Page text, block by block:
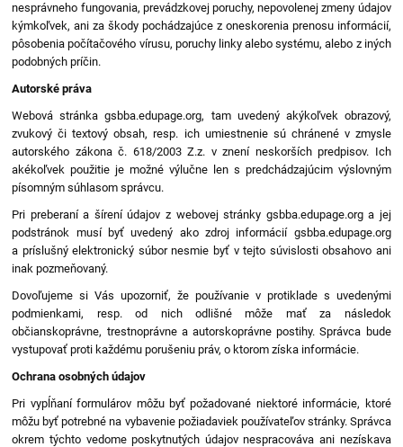
nesprávneho fungovania, prevádzkovej poruchy, nepovolenej zmeny údajov
kýmkoľvek, ani za škody pochádzajúce z oneskorenia prenosu informácií,
pôsobenia počítačového vírusu, poruchy linky alebo systému, alebo z iných
podobných príčin.
Autorské práva
Webová stránka gsbba.edupage.org, tam uvedený akýkoľvek obrazový,
zvukový či textový obsah, resp. ich umiestnenie sú chránené v zmysle
autorského zákona č. 618/2003 Z.z. v znení neskorších predpisov. Ich
akékoľvek použitie je možné výlučne len s predchádzajúcim výslovným
písomným súhlasom správcu.
Pri preberaní a šírení údajov z webovej stránky gsbba.edupage.org a jej
podstránok musí byť uvedený ako zdroj informácií gsbba.edupage.org
a príslušný elektronický súbor nesmie byť v tejto súvislosti obsahovo ani
inak pozmeňovaný.
Dovoľujeme si Vás upozorniť, že používanie v protiklade s uvedenými
podmienkami, resp. od nich odlišné môže mať za následok
občianskoprávne, trestnoprávne a autorskoprávne postihy. Správca bude
vystupovať proti každému porušeniu práv, o ktorom získa informácie.
Ochrana osobných údajov
Pri vypĺňaní formulárov môžu byť požadované niektoré informácie, ktoré
môžu byť potrebné na vybavenie požiadaviek používateľov stránky. Správca
okrem týchto vedome poskytnutých údajov nespracováva ani nezískava